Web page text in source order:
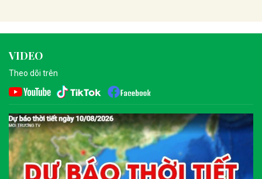
VIDEO
Theo dõi trên